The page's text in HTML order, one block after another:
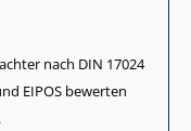
nach DIN 17024
EIPOS bewerten